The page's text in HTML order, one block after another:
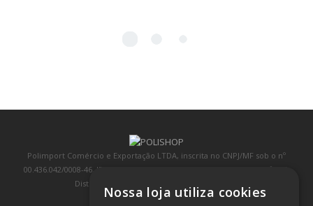
Polimport Comércio e Exportação LTDA, inscrita no CNPJ/MF sob o nº
00.436.042/0008-46, IE 407.458.707.103, com sede na Rua Kanebo, nº 175,
Distrito Industrial, Jundiaí/SP, CEP: 13213-090
Nossa loja utiliza cookies